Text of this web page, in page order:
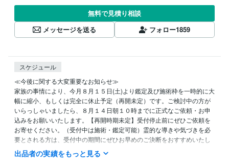
無料で見積り相談
メッセージを送る
フォロー1859
スケジュール
≪今後に関する大変重要なお知らせ≫
家族の事情により、今月８月１５日(土)より鑑定及び施術枠を一時的に大
幅に縮小、もしくは完全に休止予定（再開未定）です。ご検討中の方が
いらっしゃいましたら、８月１４日朝１０時までに正式なご依頼・お申
込みをお願いいたします。【再開時期未定】受付停止前にぜひご依頼を
お寄せください。（受付中は施術・鑑定可能）霊的な導きや気づきを必
要とされる方は、受付中の期間にぜひお早めのご決断をおすすめいたし
ます。
━
出品者の実績をもっと見る